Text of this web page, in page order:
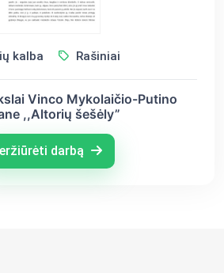
kalba Rašiniai
Vinco Mykolaičio-Putino
,,Altorių šešėly”
darbą